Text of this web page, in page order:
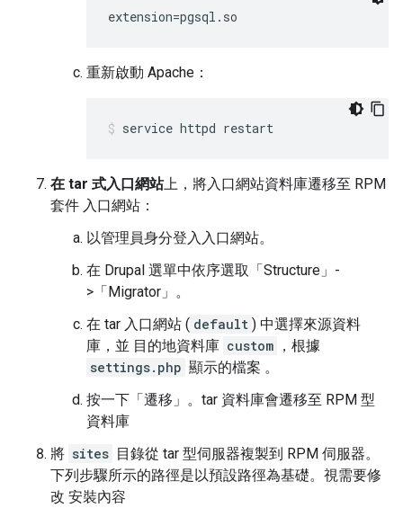
extension=pgsql.so
重新啟動 Apache：
service httpd restart
在 tar 式入口網站上，將入口網站資料庫遷移至 RPM
套件 入口網站：
以管理員身分登入入口網站。
在 Drupal 選單中依序選取「Structure」-
>「Migrator」 。
在 tar 入口網站 ( default ) 中選擇來源資料
庫，並 目的地資料庫 custom ，根據
settings.php 顯示的檔案 。
按一下「遷移」 。tar 資料庫會遷移至 RPM 型
資料庫
將 sites 目錄從 tar 型伺服器複製到 RPM 伺服器。
下列步驟所示的路徑是以預設路徑為基礎。視需要修
改 安裝內容